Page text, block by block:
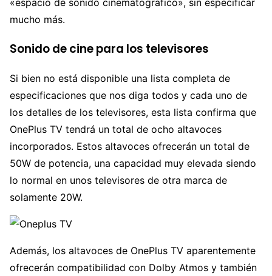
mucho más.
Sonido de cine para los televisores
Si bien no está disponible una lista completa de
especificaciones que nos diga todos y cada uno de
los detalles de los televisores, esta lista confirma que
OnePlus TV tendrá un total de ocho altavoces
incorporados. Estos altavoces ofrecerán un total de
50W de potencia, una capacidad muy elevada siendo
lo normal en unos televisores de otra marca de
solamente 20W.
Además, los altavoces de OnePlus TV aparentemente
ofrecerán compatibilidad con Dolby Atmos y también